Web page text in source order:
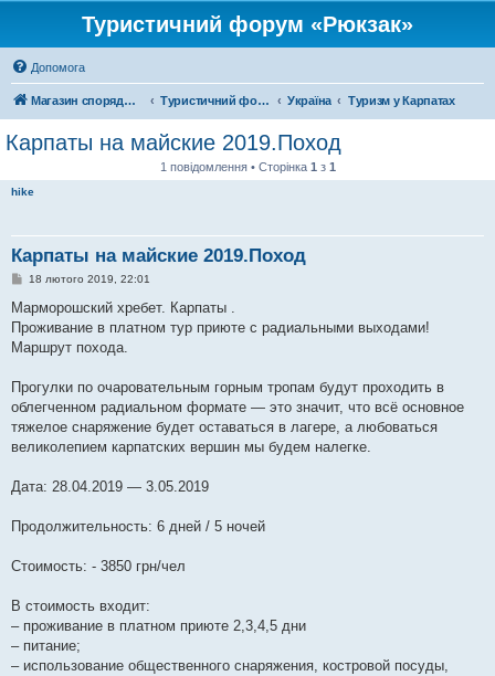
Туристичний форум «Рюкзак»
Допомога
Магазин спорядження Туристичний форум «Рюкзак» Україна Туризм у Карпатах
Карпаты на майские 2019.Поход
1 повідомлення • Сторінка 1 з 1
hike
Карпаты на майские 2019.Поход
П
в
д
о
м
е
н
я
18 лютого 2019, 22:01
Марморошский хребет. Карпаты .
Проживание в платном тур приюте с радиальными выходами!
Маршрут похода.
Прогулки по очаровательным горным тропам будут проходить в
облегченном радиальном формате — это значит, что всё основное
тяжелое снаряжение будет оставаться в лагере, а любоваться
великолепием карпатских вершин мы будем налегке.
Дата: 28.04.2019 — 3.05.2019
Продолжительность: 6 дней / 5 ночей
Стоимость: - 3850 грн/чел
В стоимость входит:
– проживание в платном приюте 2,3,4,5 дни
– питание;
– использование общественного снаряжения, костровой посуды,